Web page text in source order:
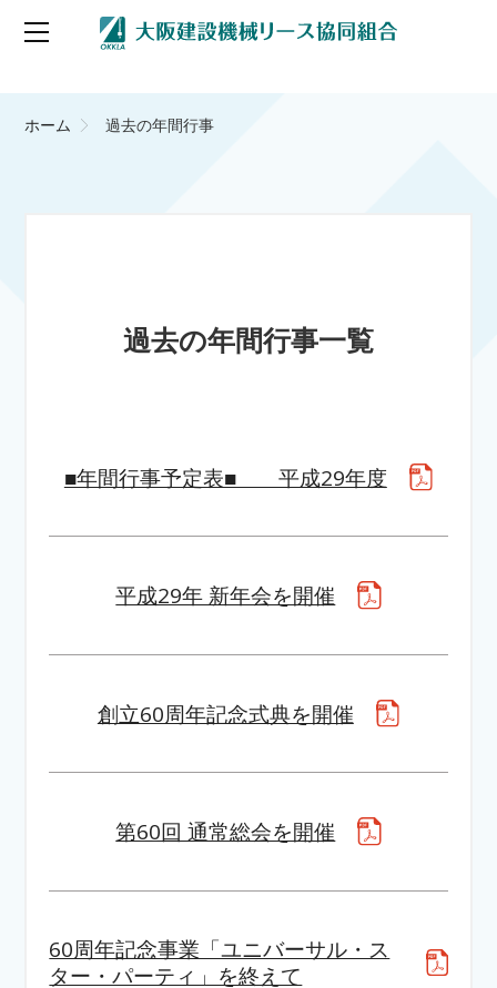
ホーム 過去の年間行事
過去の年間行事一覧
■年間行事予定表■ 平成29年度
平成29年 新年会を開催
創立60周年記念式典を開催
第60回 通常総会を開催
60周年記念事業「ユニバーサル・ス
ター・パーティ」を終えて